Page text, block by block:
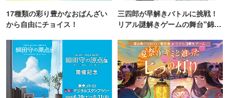
17種類の彩り豊かなおばんざい
から自由にチョイス！
三四郎が早解きバトルに挑戦！
リアル謎解きゲームの舞台"錦糸